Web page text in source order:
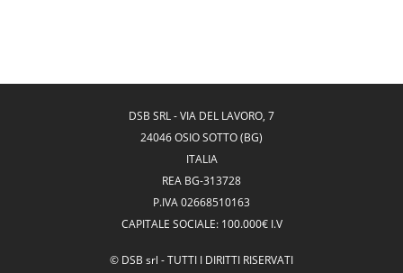
DSB SRL-VIA DEL LAVORO, 7
24046 OSIO SOTTO (BG)
ITALIA
REA BG-313728
P.IVA02668510163
CAPITALE SOCIALE: 100.000€ I.V
© DSB srl -TUTTI I DIRITTI RISERVATI